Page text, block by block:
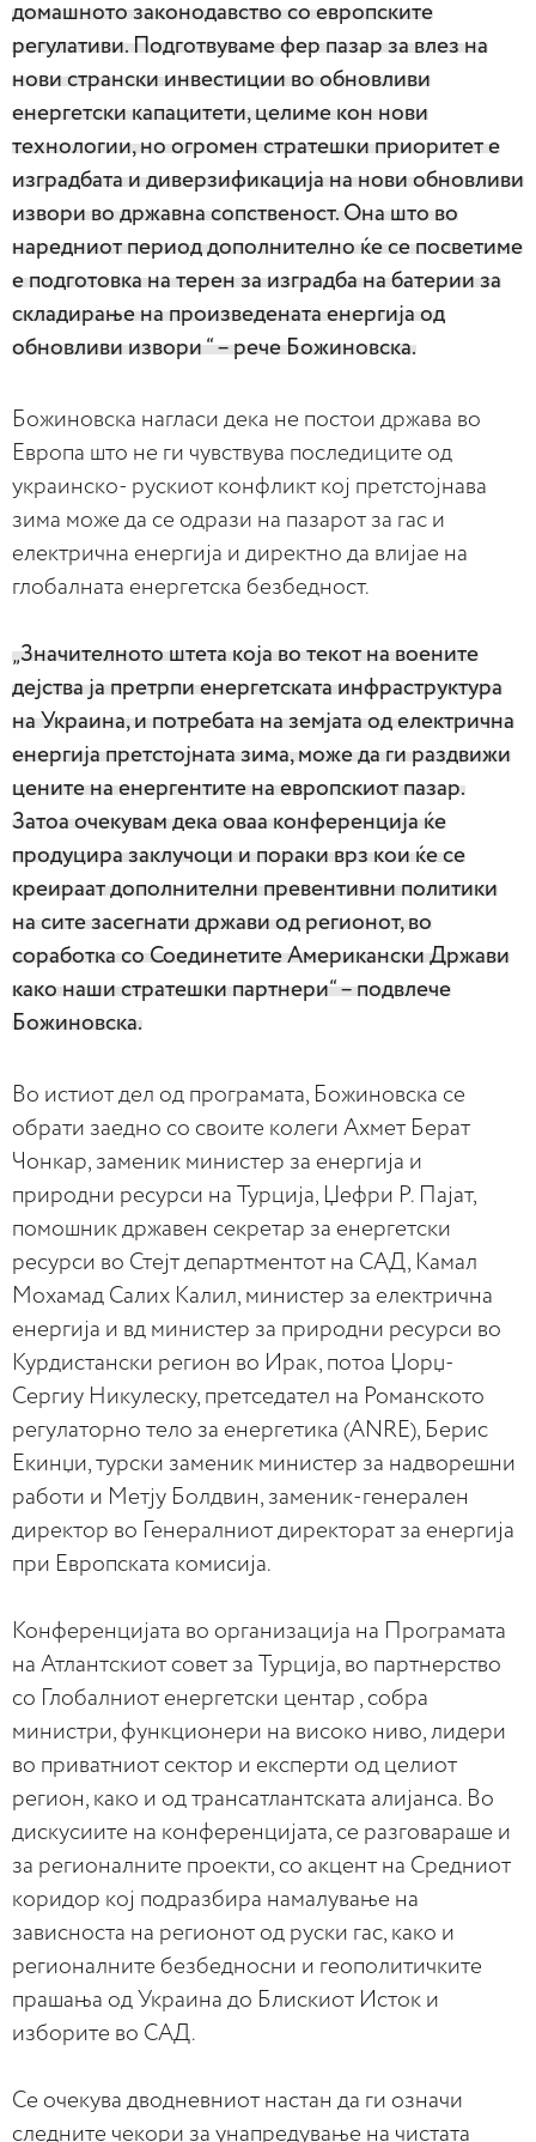
домашното законодавство со европските
регулативи. Подготвуваме фер пазар за влез на
нови странски инвестиции во обновливи
енергетски капацитети, целиме кон нови
технологии, но огромен стратешки приоритет е
изградбата и диверзификација на нови обновливи
извори во државна сопственост. Она што во
наредниот период дополнително ќе се посветиме
е подготовка на терен за изградба на батерии за
складирање на произведената енергија од
обновливи извори “ – рече Божиновска.
Божиновска нагласи дека не постои држава во
Европа што не ги чувствува последиците од
украинско- рускиот конфликт кој претстојнава
зима може да се одрази на пазарот за гас и
електрична енергија и директно да влијае на
глобалната енергетска безбедност.
„Значителното штета која во текот на воените
дејства ја претрпи енергетската инфраструктура
на Украина, и потребата на земјата од електрична
енергија претстојната зима, може да ги раздвижи
цените на енергентите на европскиот пазар.
Затоа очекувам дека оваа конференција ќе
продуцира заклучоци и пораки врз кои ќе се
креираат дополнителни превентивни политики
на сите засегнати држави од регионот, во
соработка со Соединетите Американски Држави
како наши стратешки партнери“ – подвлече
Божиновска.
Во истиот дел од програмата, Божиновска се
обрати заедно со своите колеги Ахмет Берат
Чонкар, заменик министер за енергија и
природни ресурси на Турција, Џефри Р. Пајат,
помошник државен секретар за енергетски
ресурси во Стејт департментот на САД, Камал
Мохамад Салих Калил, министер за електрична
енергија и вд министер за природни ресурси во
Курдистански регион во Ирак, потоа Џорџ-
Сергиу Никулеску, претседател на Романското
регулаторно тело за енергетика (ANRE), Берис
Екинџи, турски заменик министер за надворешни
работи и Метју Болдвин, заменик-генерален
директор во Генералниот директорат за енергија
при Европската комисија.
Конференцијата во организација на Програмата
на Атлантскиот совет за Турција, во партнерство
со Глобалниот енергетски центар , собра
министри, функционери на високо ниво, лидери
во приватниот сектор и експерти од целиот
регион, како и од трансатлантската алијанса. Во
дискусиите на конференцијата, се разговараше и
за регионалните проекти, со акцент на Средниот
коридор кој подразбира намалување на
зависноста на регионот од руски гас, како и
регионалните безбедносни и геополитичките
прашања од Украина до Блискиот Исток и
изборите во САД.
Се очекува дводневниот настан да ги означи
следните чекори за унапредување на чистата